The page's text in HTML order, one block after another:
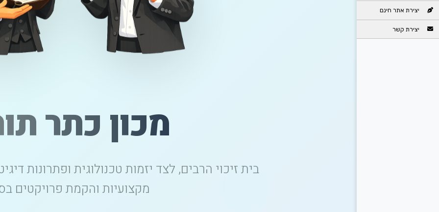
יצירת אתר חינם
יצירת קשר